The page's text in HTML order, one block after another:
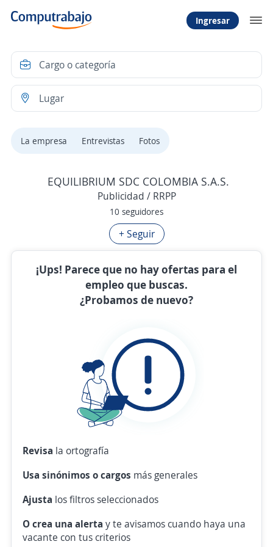
Ingresar
La empresa Entrevistas Fotos
EQUILIBRIUM SDC COLOMBIA S.A.S.
Publicidad / RRPP
10 seguidores
+ Seguir
¡Ups! Parece que no hay ofertas para el
empleo que buscas.
¿Probamos de nuevo?
Revisa la ortografía
Usa sinónimos o cargos más generales
Ajusta los filtros seleccionados
O crea una alerta y te avisamos cuando haya una
vacante con tus criterios